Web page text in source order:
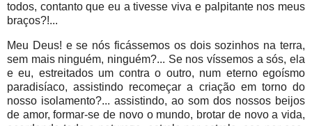
todos, contanto que eu a tivesse viva e palpitante nos meus
braços?!...
Meu Deus! e se nós ficássemos os dois sozinhos na terra,
sem mais ninguém, ninguém?... Se nos víssemos a sós, ela
e eu, estreitados um contra o outro, num eterno egoísmo
paradisíaco, assistindo recomeçar a criação em torno do
nosso isolamento?... assistindo, ao som dos nossos beijos
de amor, formar-se de novo o mundo, brotar de novo a vida,